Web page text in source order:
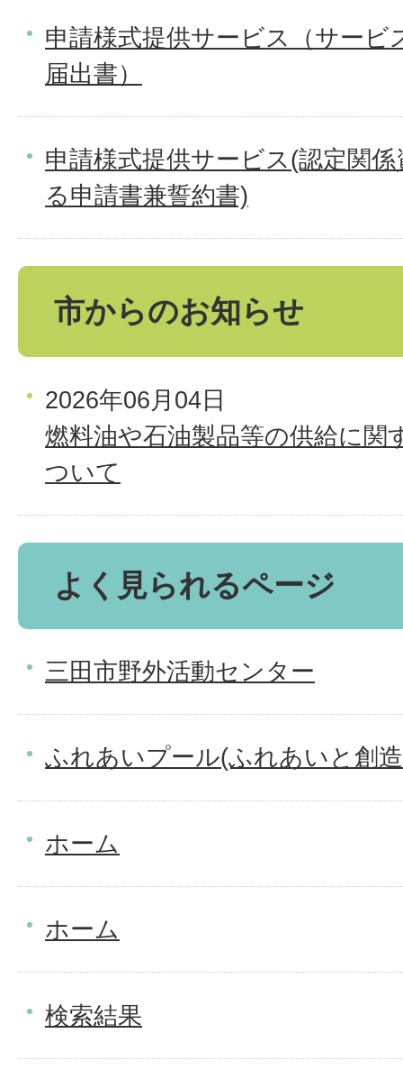
申請様式提供サービス（サービ
届出書）
申請様式提供サービス(認定関
る申請書兼誓約書)
市からのお知らせ
2026年06月04日
燃料油や石油製品等の供給に関
ついて
よく見られるページ
三田市野外活動センター
ふれあいプール(ふれあいと創
ホーム
ホーム
検索結果